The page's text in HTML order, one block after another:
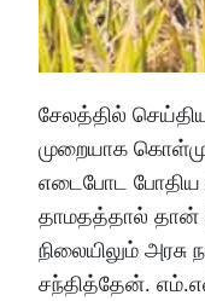
சேலத்தில்
முறையாக
எடைபோட போதிய
தாமதத்தால் தான்
நிலையிலும்
சந்தித்தேன்.